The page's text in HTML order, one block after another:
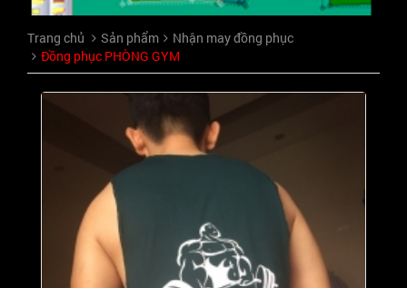
Trang chủ Sản phẩm
Nhận may đồng phục
Đồng phục PHÒNG GYM